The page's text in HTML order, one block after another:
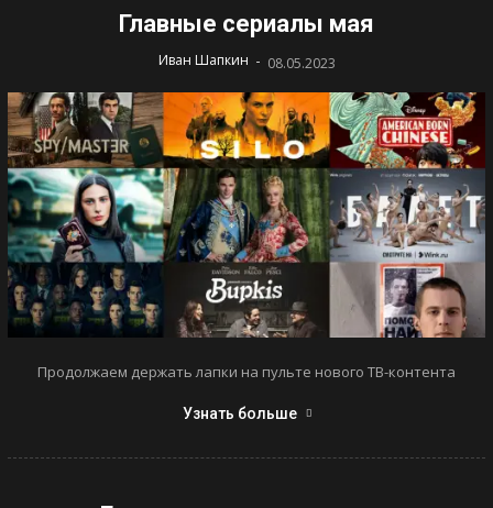
Главные сериалы мая
Иван Шапкин - 08.05.2023
Продолжаем держать лапки на пульте нового ТВ-контента
Узнать больше